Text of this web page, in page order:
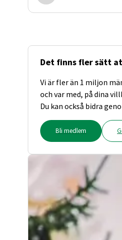
Det finns fler sätt
Vi är fler än 1 miljon
och var med, på dina
Du kan också bidra
Bli medlem